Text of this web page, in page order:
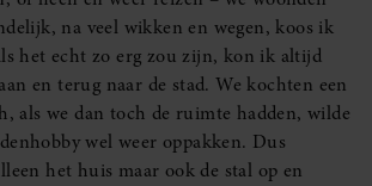
na veel wikken en wegen, koos ik
het echt zo erg zou zijn, kon ik altijd
en terug naar de stad. We kochten een
als we dan toch de ruimte hadden, wilde
wel weer oppakken. Dus
het huis maar ook de stal op en